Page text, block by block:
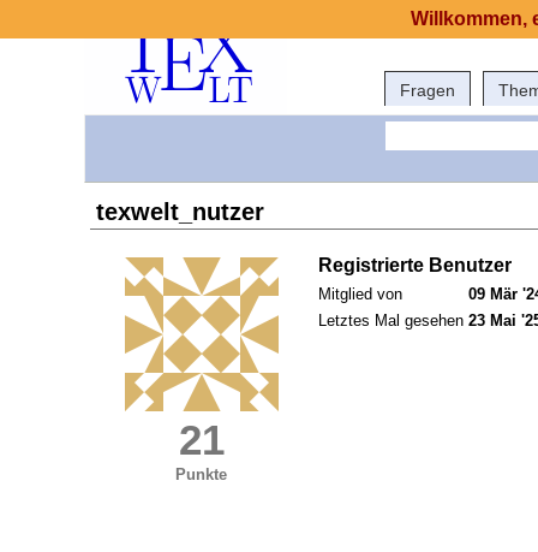
Fragen
texwelt_nutzer
21
Punkte
Registrierte Benutzer
Mitglied von
09 Mär
Letztes Mal gesehen 23 Mai
Willkommen,